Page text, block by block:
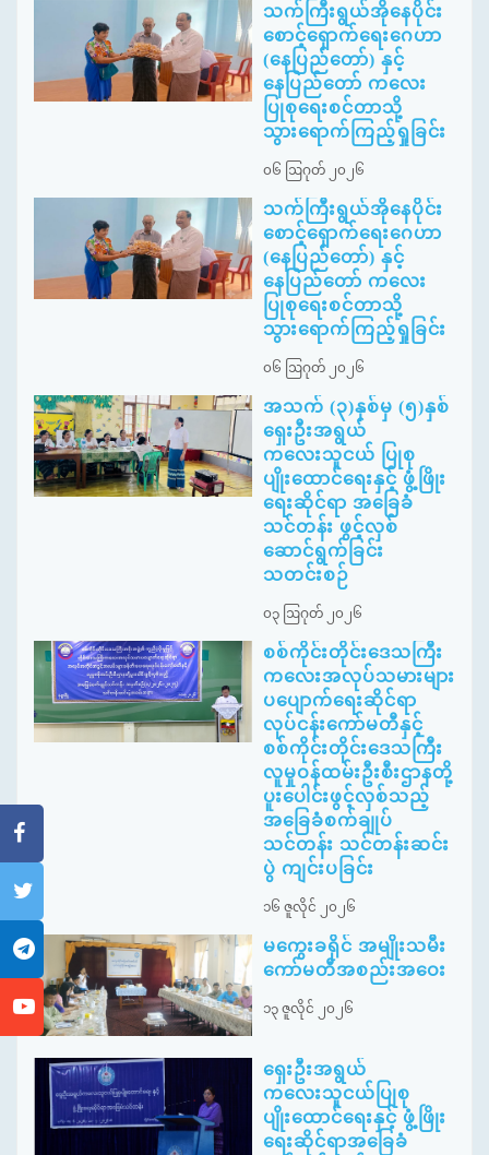
သက်ကြီးရွယ်အိုနေပိုင်း
စောင့်ရှောက်ရေးဂေဟာ
(နေပြည်တော်) နှင့်
နေပြည်တော် ကလေး
ပြုစုရေးစင်တာသို့
သွားရောက်ကြည့်ရှုခြင်း
၀၆ ဩဂုတ် ၂၀၂၆
သက်ကြီးရွယ်အိုနေပိုင်း
စောင့်ရှောက်ရေးဂေဟာ
(နေပြည်တော်) နှင့်
နေပြည်တော် ကလေး
ပြုစုရေးစင်တာသို့
သွားရောက်ကြည့်ရှုခြင်း
၀၆ ဩဂုတ် ၂၀၂၆
အသက် (၃)နှစ်မှ (၅)နှစ်
ရှေးဦးအရွယ်
ကလေးသူငယ် ပြုစု
ပျိုးထောင်ရေးနှင့် ဖွံ့ဖြိုး
ရေးဆိုင်ရာ အခြေခံ
သင်တန်း ဖွင့်လှစ်
ဆောင်ရွက်ခြင်း
သတင်းစဉ်
၀၃ ဩဂုတ် ၂၀၂၆
စစ်ကိုင်းတိုင်းဒေသကြီး
ကလေးအလုပ်သမားများ
ပပျောက်ရေးဆိုင်ရာ
လုပ်ငန်းကော်မတီနှင့်
စစ်ကိုင်းတိုင်းဒေသကြီး
လူမှုဝန်ထမ်းဦးစီးဌာနတို့
ပူးပေါင်းဖွင့်လှစ်သည့်
အခြေခံစက်ချုပ်
သင်တန်း သင်တန်းဆင်း
ပွဲ ကျင်းပခြင်း
၁၆ ဇူလိုင် ၂၀၂၆
မကွေးခရိုင် အမျိုးသမီး
ကော်မတီအစည်းအဝေး
၁၃ ဇူလိုင် ၂၀၂၆
ရှေးဦးအရွယ်
ကလေးသူငယ်ပြုစု
ပျိုးထောင်ရေးနှင့် ဖွံ့ဖြိုး
ရေးဆိုင်ရာအခြေခံ